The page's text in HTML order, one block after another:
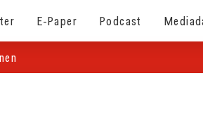
E-Paper Podcast